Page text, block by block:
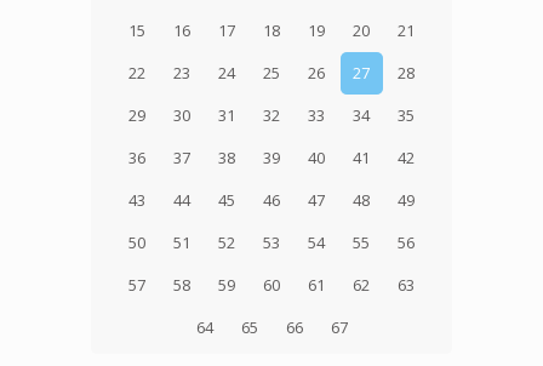
15
16 17 18 19 20
21
22
23 24 25 26 27
28
29
30 31 32 33 34
35
36
37 38 39 40 41
42
43
44 45 46 47 48
49
50
51 52 53 54 55
56
57
58 59 60 61 62
63
64
65 66 67